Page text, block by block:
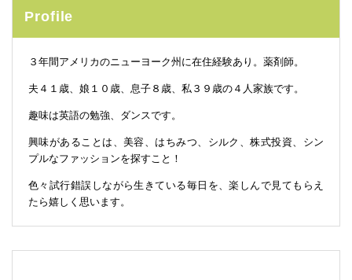
Profile
３年間アメリカのニューヨーク州に在住経験あり。薬剤師。
夫４１歳、娘１０歳、息子８歳、私３９歳の４人家族です。
趣味は英語の勉強、ダンスです。
興味があることは、美容、はちみつ、シルク、株式投資、シン
プルなファッションを探すこと！
色々試行錯誤しながら生きている毎日を、楽しんで見てもらえ
たら嬉しく思います。